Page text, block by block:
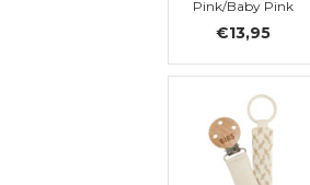
Pink/Baby Pink
€13,95